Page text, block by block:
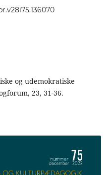
og udemokratiske
23, 31-36.